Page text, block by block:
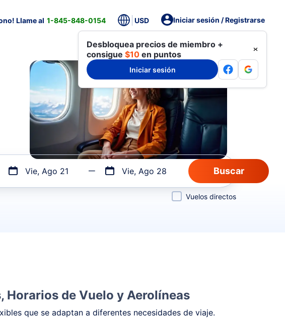
Llame al 1-845-848-0154 USD Iniciar sesión / Registrarse
Desbloquea precios de miembro +
consigue $10 en puntos
Iniciar sesión
Vie, Ago 21 Vie, Ago 28
Vuelos directos
Horarios de Vuelo y Aerolíneas
que se adaptan a diferentes necesidades de viaje.